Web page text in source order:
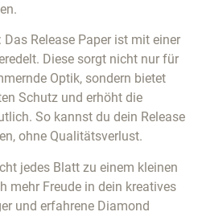
Release Paper ist mit einer
Diese sorgt nicht nur für
Optik, sondern bietet
Schutz und erhöht die
So kannst du dein Release
ohne Qualitätsverlust.
jedes Blatt zu einem kleinen
mehr Freude in dein kreatives
und erfahrene Diamond